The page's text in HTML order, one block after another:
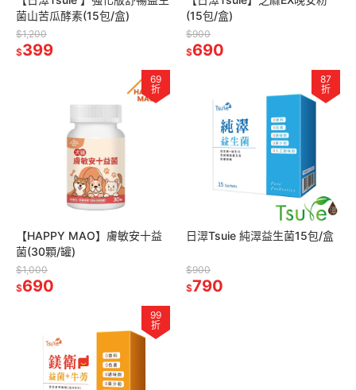
菌山苦瓜酵素(15包/盒)
$1,200
$399
(15包/盒)
$900
$690
69
折
【HAPPY MAO】膚敏安十益
菌(30顆/罐)
$1,000
$690
87
折
日濢Tsuie 純濢益生菌15包/盒
$900
$790
99
折